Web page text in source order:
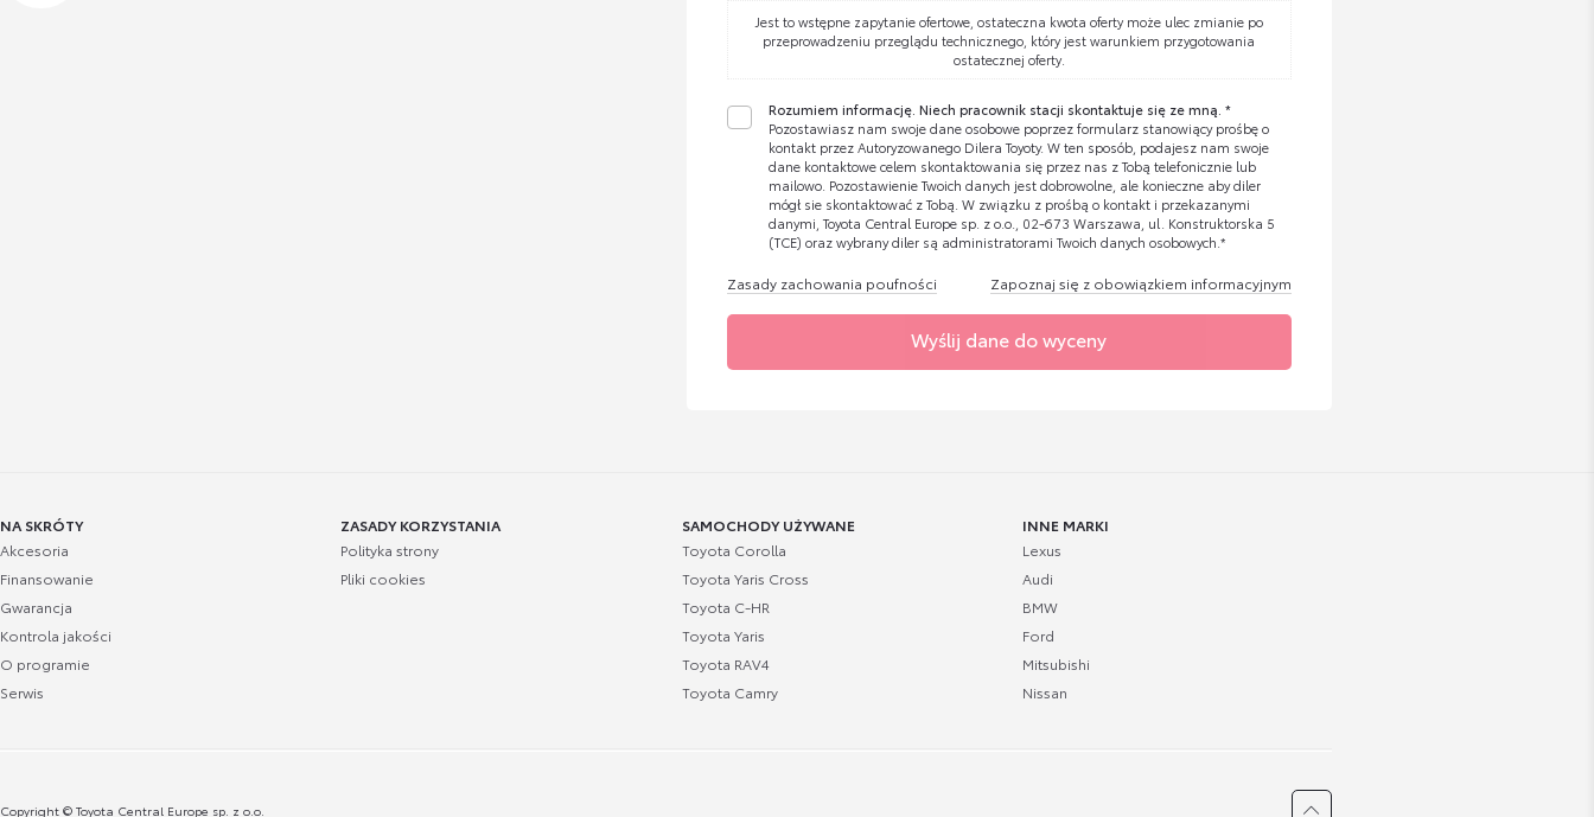
Jest to wstępne zapytanie ofertowe, ostateczna kwota oferty może ulec zmianie po
przeprowadzeniu przeglądu technicznego, który jest warunkiem przygotowania
ostatecznej oferty.
Rozumiem informację. Niech pracownik stacji skontaktuje się ze mną. *
Pozostawiasz nam swoje dane osobowe poprzez formularz stanowiący prośbę o
kontakt przez Autoryzowanego Dilera Toyoty. W ten sposób, podajesz nam swoje
dane kontaktowe celem skontaktowania się przez nas z Tobą telefonicznie lub
mailowo. Pozostawienie Twoich danych jest dobrowolne, ale konieczne aby diler
mógł sie skontaktować z Tobą. W związku z prośbą o kontakt i przekazanymi
danymi, Toyota Central Europe sp. z o.o., 02-673 Warszawa, ul. Konstruktorska 5
(TCE) oraz wybrany diler są administratorami Twoich danych osobowych.*
Zasady zachowania poufności Zapoznaj się z obowiązkiem informacyjnym
Wyślij dane do wyceny
NA SKRÓTY
Akcesoria
Finansowanie
Gwarancja
Kontrola jakości
O programie
Serwis
ZASADY KORZYSTANIA
Polityka strony
Pliki cookies
SAMOCHODY UŻYWANE
Toyota Corolla
Toyota Yaris Cross
Toyota C-HR
Toyota Yaris
Toyota RAV4
Toyota Camry
INNE MARKI
Lexus
Audi
BMW
Ford
Mitsubishi
Nissan
Copyright © Toyota Central Europe sp. z o.o.